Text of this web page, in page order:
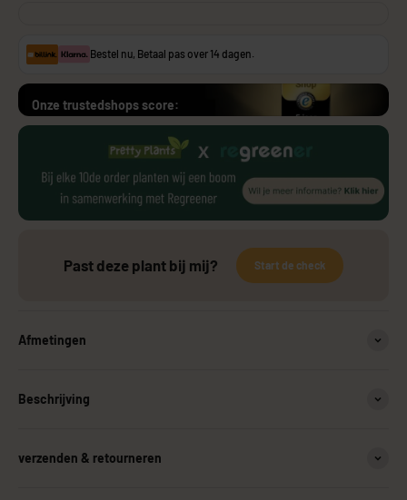
Bestel nu, Betaal pas over 14 dagen.
Onze trustedshops score:
Past deze plant bij mij? Start de check
Afmetingen
Beschrijving
verzenden & retourneren